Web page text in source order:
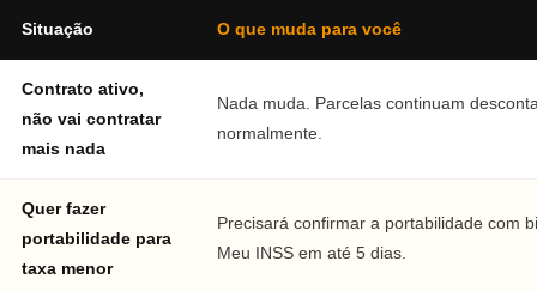
Situação O que muda para você
Contrato ativo,
não vai contratar
mais nada
Nada muda. Parcelas continuam
normalmente.
Quer fazer
portabilidade para
taxa menor
Precisará confirmar a portabilidade com
Meu INSS em até 5 dias.